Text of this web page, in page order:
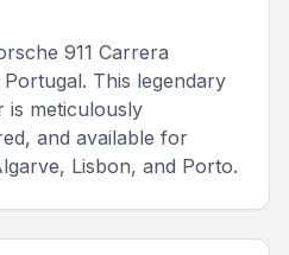
911 Carrera
This legendary
is meticulously
and available for
Lisbon, and Porto.